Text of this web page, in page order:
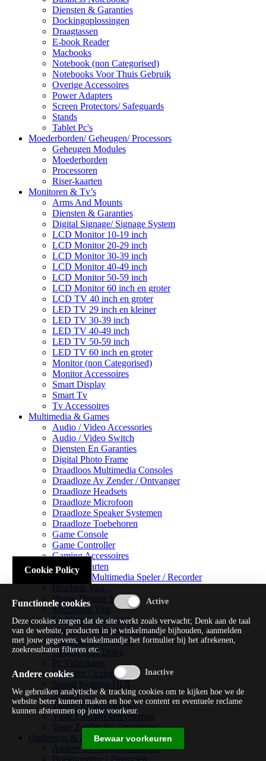
Diensten & Garanties
Dockingoplossingen
Draagtassen
E-book Reader
Macbooks
Notebook (non Categorised)
Notebooks Voor Thuis Gebruik
Overige Accessoires
Power Adapters
Screen Protectors/ Safeguards
Stands
Tablet Pc's
Moederborden/ Geheugen/ Processors
Geheugen Modules
Moederborden
Processoren
Riser-kaarten
Monitoren & Tv’s
Arms And Mounts
Diensten & Garanties
Digital Signage/ Signage System
LCD Monitor 10-19 inch
LCD Monitor 20-29 inch
LCD Monitor 30-39 inch
LCD Monitor 40-49 inch
LCD Monitor 50-59 inch
LCD Monitor 60 inch en groter
LCD TV 40 inch en groter
LED TV 29 inch en kleiner
LED TV 30-39 inch
LED TV 40-49 inch
LED TV 50-59 inch
LED TV 60 inch en groter
Monitor (non Categorised)
Monitor Accessoires
Smart Display
Smart Tv
Tv Accessoires
Multimedia & Games
Audio / Video Accessories
Audio / Video Switch
Diensten En Garanties
Digital Photo Frame
Draadloos Multimedia Consoles
Draadloze Av Zender / Ontvanger
Draadloze Headsets
Draadloze Microfoon
Draadloze Speaker Systemen
Draadloze Toebehoren
Game Console
Game Controller
Gaming Accessoires
Geluidskaarten
Handheld Multimedia Speler / Recorder
Headsets Vast
Home Theater Systems
Microfoon Vast
Multimedia Consoles
Multimedia Mixer / Versterker
Multimedia Productie
Optical Disk Drive
Pc Videokaart
Repeater / Extender
Sound Systems Hi-fi
Splitter
Tuners En Recorders
Vaste Luidsprekersystemen
Vaste Zender En Ontvanger
Onderwijs & Recreatie
Andere Beveiligingssoftware
Cookie Policy
Functionele cookies
Deze cookies zorgen dat de site werkt zoals verwacht; Denk aan de taal
van de website, producten in je winkelmandje bijhouden, aanmelden
met jouw gegevens, winkelmandje het formulier bij het afrekenen,
zoekresultaten filteren etc.
Andere cookies
We gebruiken analytische & tracking cookies om te kijken hoe we de
website beter kunnen maken en hoe we content en eventuele reclame
kunnen afstemmen op jouw voorkeur.
Bewaar voorkeuren